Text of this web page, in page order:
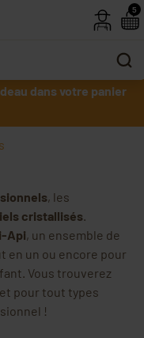
dans votre panier
, les
cristallisés.
Api, un ensemble de
en un ou encore pour
Vous trouverez
pour tout types
!
5